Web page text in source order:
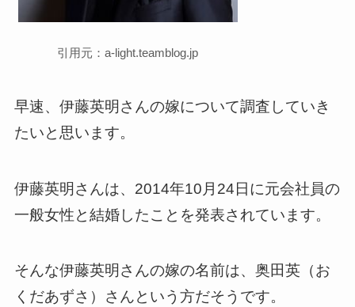
引用元：a-light.teamblog.jp
早速、伊藤英明さんの嫁について調査していき
たいと思います。
伊藤英明さんは、2014年10月24日に元会社員の
一般女性と結婚したことを発表されています。
そんな伊藤英明さんの嫁の名前は、奥田英（お
くだあずさ）さんという方だそうです。